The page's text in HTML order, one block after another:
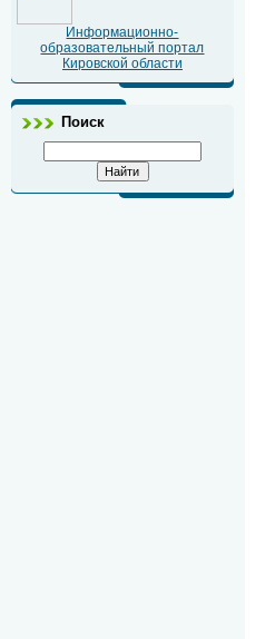
Информационно-
образовательный портал
Кировской области
Поиск